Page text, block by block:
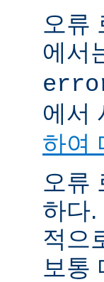
오류
에서
에서
하여
오류
하다.
적으
보통